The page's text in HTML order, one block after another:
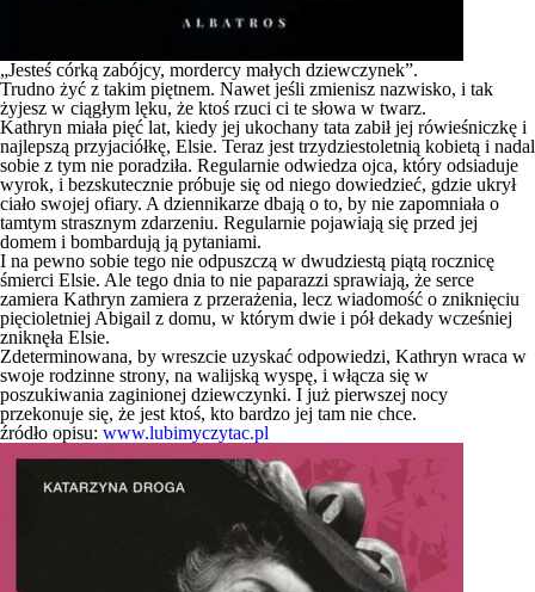
„Jesteś córką zabójcy, mordercy małych dziewczynek”.
Trudno żyć z takim piętnem. Nawet jeśli zmienisz nazwisko, i tak
żyjesz w ciągłym lęku, że ktoś rzuci ci te słowa w twarz.
Kathryn miała pięć lat, kiedy jej ukochany tata zabił jej rówieśniczkę i
najlepszą przyjaciółkę, Elsie. Teraz jest trzydziestoletnią kobietą i nadal
sobie z tym nie poradziła. Regularnie odwiedza ojca, który odsiaduje
wyrok, i bezskutecznie próbuje się od niego dowiedzieć, gdzie ukrył
ciało swojej ofiary. A dziennikarze dbają o to, by nie zapomniała o
tamtym strasznym zdarzeniu. Regularnie pojawiają się przed jej
domem i bombardują ją pytaniami.
I na pewno sobie tego nie odpuszczą w dwudziestą piątą rocznicę
śmierci Elsie. Ale tego dnia to nie paparazzi sprawiają, że serce
zamiera Kathryn zamiera z przerażenia, lecz wiadomość o zniknięciu
pięcioletniej Abigail z domu, w którym dwie i pół dekady wcześniej
zniknęła Elsie.
Zdeterminowana, by wreszcie uzyskać odpowiedzi, Kathryn wraca w
swoje rodzinne strony, na walijską wyspę, i włącza się w
poszukiwania zaginionej dziewczynki. I już pierwszej nocy
przekonuje się, że jest ktoś, kto bardzo jej tam nie chce.
źródło opisu: www.lubimyczytac.pl